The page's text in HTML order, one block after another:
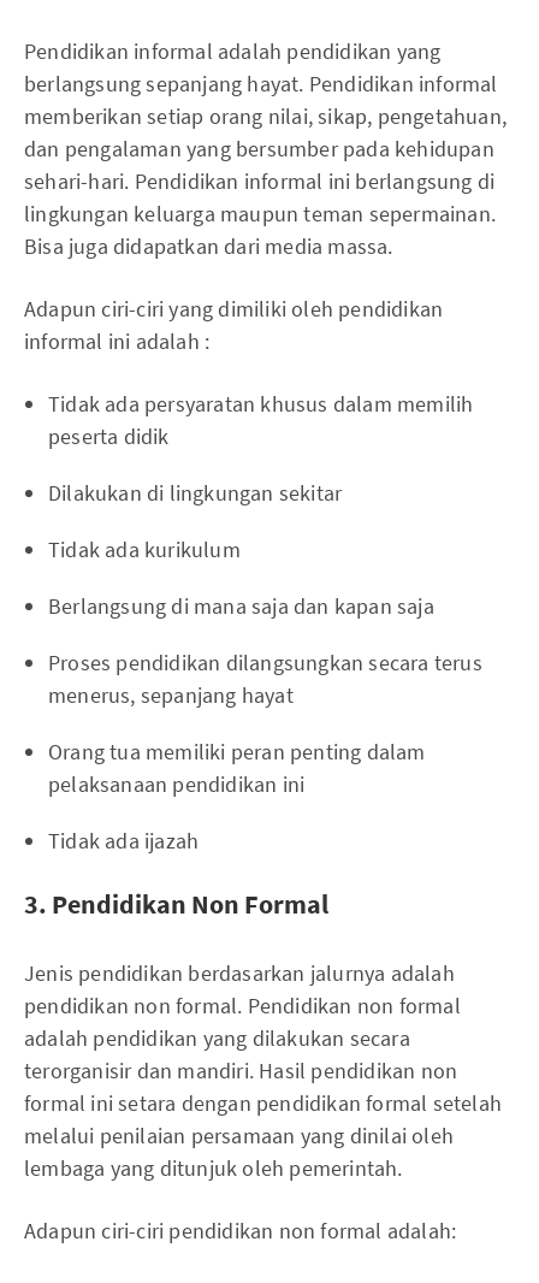
Pendidikan informal adalah pendidikan yang
berlangsung sepanjang hayat. Pendidikan informal
memberikan setiap orang nilai, sikap, pengetahuan,
dan pengalaman yang bersumber pada kehidupan
sehari-hari. Pendidikan informal ini berlangsung di
lingkungan keluarga maupun teman sepermainan.
Bisa juga didapatkan dari media massa.
Adapun ciri-ciri yang dimiliki oleh pendidikan
informal ini adalah :
Tidak ada persyaratan khusus dalam memilih
peserta didik
Dilakukan di lingkungan sekitar
Tidak ada kurikulum
Berlangsung di mana saja dan kapan saja
Proses pendidikan dilangsungkan secara terus
menerus, sepanjang hayat
Orang tua memiliki peran penting dalam
pelaksanaan pendidikan ini
Tidak ada ijazah
3. Pendidikan Non Formal
Jenis pendidikan berdasarkan jalurnya adalah
pendidikan non formal. Pendidikan non formal
adalah pendidikan yang dilakukan secara
terorganisir dan mandiri. Hasil pendidikan non
formal ini setara dengan pendidikan formal setelah
melalui penilaian persamaan yang dinilai oleh
lembaga yang ditunjuk oleh pemerintah.
Adapun ciri-ciri pendidikan non formal adalah: